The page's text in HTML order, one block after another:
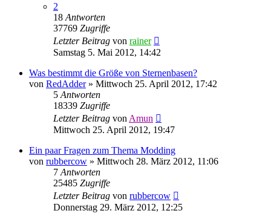
2
18 Antworten
37769 Zugriffe
Letzter Beitrag von rainer
Samstag 5. Mai 2012, 14:42
Was bestimmt die Größe von Sternenbasen?
von RedAdder» Mittwoch 25. April 2012, 17:42
5 Antworten
18339 Zugriffe
Letzter Beitrag von Amun
Mittwoch 25. April 2012, 19:47
Ein paar Fragen zum Thema Modding
von rubbercow » Mittwoch 28. März 2012, 11:06
7 Antworten
25485 Zugriffe
Letzter Beitrag von rubbercow
Donnerstag 29. März 2012, 12:25